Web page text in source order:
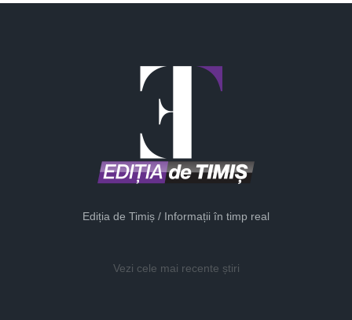
Ediția de Timiș / Informații în timp real
Vezi cele mai recente știri